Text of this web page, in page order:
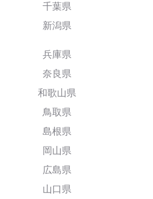
千葉県
新潟県
兵庫県
奈良県
和歌山県
鳥取県
島根県
岡山県
広島県
山口県